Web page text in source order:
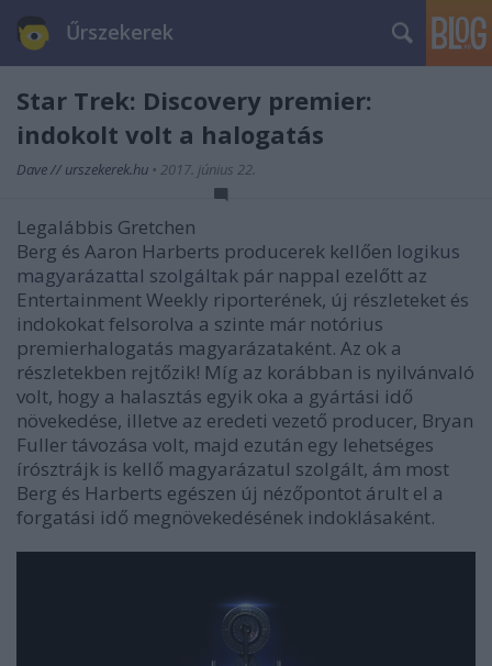
Űrszekerek
Star Trek: Discovery premier:
indokolt volt a halogatás
Dave // urszekerek.hu • 2017. június 22.
Legalábbis Gretchen
Berg és Aaron Harberts producerek kellően logikus
magyarázattal szolgáltak pár nappal ezelőtt az
Entertainment Weekly riporterének, új részleteket és
indokokat felsorolva a szinte már notórius
premierhalogatás magyarázataként. Az ok a
részletekben rejtőzik! Míg az korábban is nyilvánvaló
volt, hogy a halasztás egyik oka a gyártási idő
növekedése, illetve az eredeti vezető producer, Bryan
Fuller távozása volt, majd ezután egy lehetséges
írósztrájk is kellő magyarázatul szolgált, ám most
Berg és Harberts egészen új nézőpontot árult el a
forgatási idő megnövekedésének indoklásaként.